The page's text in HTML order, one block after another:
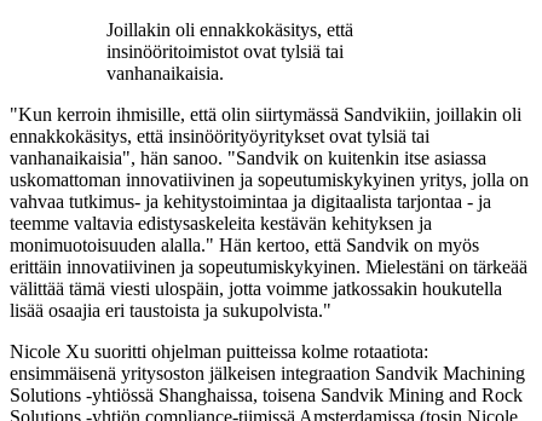
Joillakin oli ennakkokäsitys, että
insinööritoimistot ovat tylsiä tai
vanhanaikaisia.
"Kun kerroin ihmisille, että olin siirtymässä Sandvikiin, joillakin oli
ennakkokäsitys, että insinöörityöyritykset ovat tylsiä tai
vanhanaikaisia", hän sanoo. "Sandvik on kuitenkin itse asiassa
uskomattoman innovatiivinen ja sopeutumiskykyinen yritys, jolla on
vahvaa tutkimus- ja kehitystoimintaa ja digitaalista tarjontaa - ja
teemme valtavia edistysaskeleita kestävän kehityksen ja
monimuotoisuuden alalla." Hän kertoo, että Sandvik on myös
erittäin innovatiivinen ja sopeutumiskykyinen. Mielestäni on tärkeää
välittää tämä viesti ulospäin, jotta voimme jatkossakin houkutella
lisää osaajia eri taustoista ja sukupolvista."
Nicole Xu suoritti ohjelman puitteissa kolme rotaatiota:
ensimmäisenä yritysoston jälkeisen integraation Sandvik Machining
Solutions -yhtiössä Shanghaissa, toisena Sandvik Mining and Rock
Solutions -yhtiön compliance-tiimissä Amsterdamissa (tosin Nicole